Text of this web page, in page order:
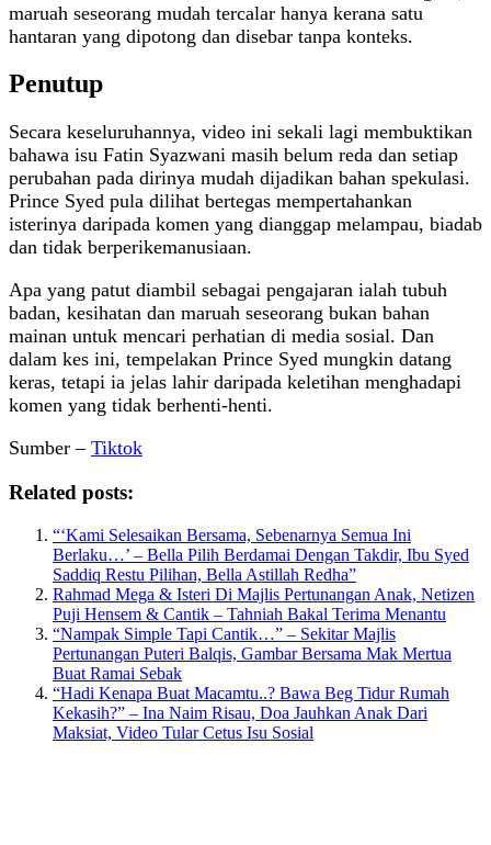
maruah seseorang mudah tercalar hanya kerana satu
hantaran yang dipotong dan disebar tanpa konteks.
Penutup
Secara keseluruhannya, video ini sekali lagi membuktikan
bahawa isu Fatin Syazwani masih belum reda dan setiap
perubahan pada dirinya mudah dijadikan bahan spekulasi.
Prince Syed pula dilihat bertegas mempertahankan
isterinya daripada komen yang dianggap melampau, biadab
dan tidak berperikemanusiaan.
Apa yang patut diambil sebagai pengajaran ialah tubuh
badan, kesihatan dan maruah seseorang bukan bahan
mainan untuk mencari perhatian di media sosial. Dan
dalam kes ini, tempelakan Prince Syed mungkin datang
keras, tetapi ia jelas lahir daripada keletihan menghadapi
komen yang tidak berhenti-henti.
Sumber – Tiktok
Related posts:
“‘Kami Selesaikan Bersama, Sebenarnya Semua Ini
Berlaku…’ – Bella Pilih Berdamai Dengan Takdir, Ibu Syed
Saddiq Restu Pilihan, Bella Astillah Redha”
Rahmad Mega & Isteri Di Majlis Pertunangan Anak, Netizen
Puji Hensem & Cantik – Tahniah Bakal Terima Menantu
“Nampak Simple Tapi Cantik…” – Sekitar Majlis
Pertunangan Puteri Balqis, Gambar Bersama Mak Mertua
Buat Ramai Sebak
“Hadi Kenapa Buat Macamtu..? Bawa Beg Tidur Rumah
Kekasih?” – Ina Naim Risau, Doa Jauhkan Anak Dari
Maksiat, Video Tular Cetus Isu Sosial